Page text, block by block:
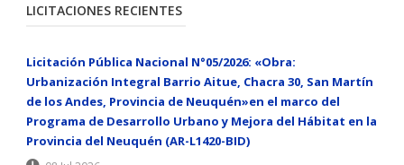
LICITACIONES RECIENTES
Licitación Pública Nacional N°05/2026: «Obra:
Urbanización Integral Barrio Aitue, Chacra 30, San Martín
de los Andes, Provincia de Neuquén»en el marco del
Programa de Desarrollo Urbano y Mejora del Hábitat en la
Provincia del Neuquén (AR-L1420-BID)